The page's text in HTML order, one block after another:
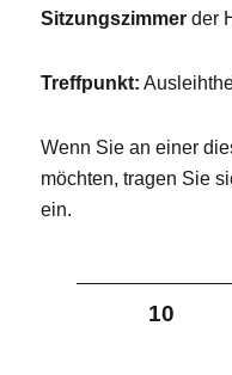
Sitzungszimmerder
Treffpunkt:
Wenn Sie an einer
möchten, tragen Sie
ein.
SEITE10